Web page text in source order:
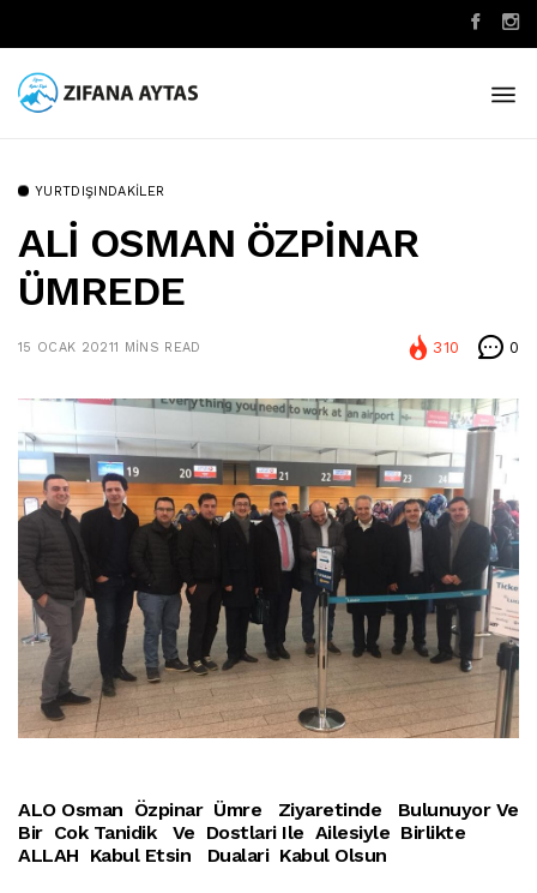
YURTDIŞINDAKILER
ALİ OSMAN ÖZPİNAR
ÜMREDE
15 OCAK 20211 MINS READ 310 0
ALO Osman Özpinar Ümre Ziyaretinde Bulunuyor Ve
Bir Cok Tanidik Ve Dostlari Ile Ailesiyle Birlikte
ALLAH Kabul Etsin Dualari Kabul Olsun